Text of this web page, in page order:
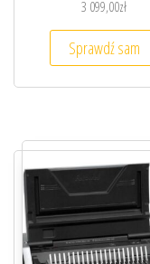
3 099,00zł
Sprawdź sam